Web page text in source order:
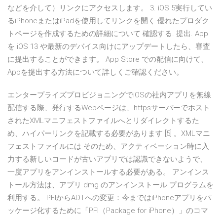
などを介して）リンクにアクセスします。 3. iOS 5実行してい
るiPhoneまたはiPadを使用してリンクを開く 優れたプロダク
トページを作成するための詳細について 確認する. 提出. App
を iOS 13 や最新のデバイス向けにアップデートしたら、審査
に提出することができます。 App Store での配信に向けて、
Appを提出する方法について詳しくご確認ください。
エンタープライズプロビジョニングでiOSの社内アプリを無線
配信する際、発行するWebページは、httpsサーバーでホスト
されたXMLマニフェストファイルへとリダイレクトするた
め、ハイパーリンクを記載する必要があります [5] 。XMLマニ
フェストファイルには そのため、アクティベーション時に入
力する新しいコードが古いアプリでは認識できないようで、
一度アプリをアンインストールする必要がある。 アンインス
トール方法は、アプリ dmg のアンインストール プログラムを
利用する。 PFIからADTへの変更：今まではiPhoneアプリをパ
ッケージ化するために「PFI（Package for iPhone）」のコマ